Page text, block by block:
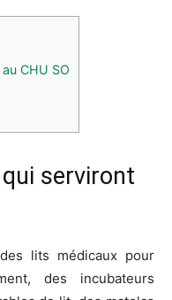
CHU SO
serviront
lits médicaux pour
des incubateurs